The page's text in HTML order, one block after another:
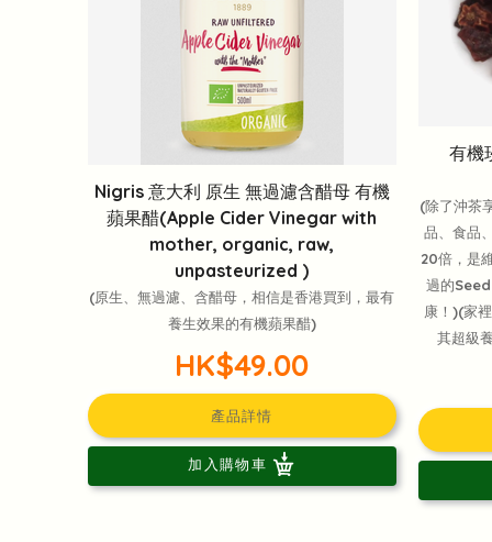
Nigris 意大利 原生 無過濾含醋母 有機
蘋果醋(Apple Cider Vinegar with
mother, organic, raw,
unpasteurized )
(原生、無過濾、含醋母，相信是香港買到，最有
養生效果的有機蘋果醋)
HK$49.00
產品詳情
加入購物車
有機
(除了沖茶
品、食品
20倍，是
過的
康！)(家
其超級